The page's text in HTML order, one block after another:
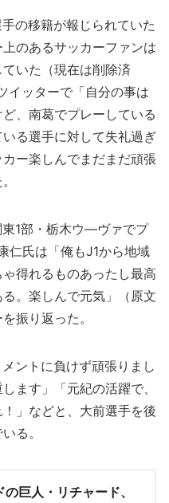
の移籍が報じられていた
のあるサッカーファンは
ていた（現在は削除済
イッターで「自分の事は
、南葛でプレーしている
る選手に対して失礼過ぎ
ー楽しんでまだまだ頑張
1部・栃木ウ―ヴァでプ
仁氏は「俺もJ1から地域
得れるものあったし最高
。楽しんで元気」（原文
振り返った。
ントに負けず頑張りまし
ます」「元紀の活躍で、
」などと、大前選手を後
る。
巨人・リチャード、